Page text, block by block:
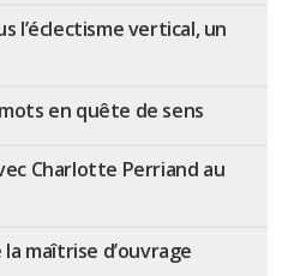
l’éclectisme vertical, un
en quête de sens
Charlotte Perriand au
maîtrise d’ouvrage